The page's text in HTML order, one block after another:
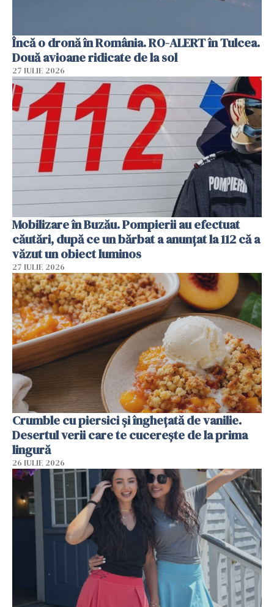
Încă o dronă în România. RO-ALERT în Tulcea.
Două avioane ridicate de la sol
27 IULIE 2026
Mobilizare în Buzău. Pompierii au efectuat
căutări, după ce un bărbat a anunțat la 112 că a
văzut un obiect luminos
27 IULIE 2026
Crumble cu piersici și înghețată de vanilie.
Desertul verii care te cucerește de la prima
lingură
26 IULIE 2026